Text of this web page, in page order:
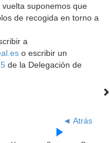
suponemos que
de recogida en torno a
a
o escribir un
de la Delegación de
◄ Atrás